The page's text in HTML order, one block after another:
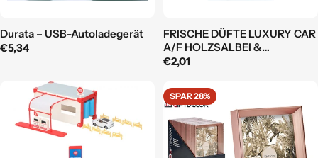
Durata – USB-Autoladegerät
Regulärer
€5,34
FRISCHE DÜFTE LUXURY CAR
A/F HOLZSALBEI &
MEERSALZ
Regulärer
€2,01
SPAR 28%